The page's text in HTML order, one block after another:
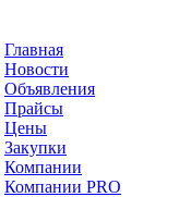
Главная
Новости
Объявления
Прайсы
Цены
Закупки
Компании
Компании PRO